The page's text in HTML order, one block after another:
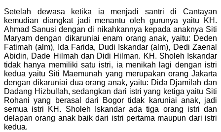
Setelah dewasa ketika ia menjadi santri di Cantayan
kemudian diangkat jadi menantu oleh gurunya yaitu KH.
Ahmad Sanusi dengan di nikahkannya kepada anaknya Siti
Maryam dengan dikaruniai enam orang anak, yaitu: Deden
Fatimah (alm), Ida Farida, Dudi Iskandar (alm), Dedi Zaenal
Abidin, Dade Hilmah dan Didi Hilman. KH. Sholeh Iskandar
tidak hanya memiliki satu istri, ia menikah lagi dengan istri
kedua yaitu Siti Maemunah yang merupakan orang Jakarta
dengan dikaruniai dua orang anak, yaitu: Dida Djamilah dan
Dadang Hizbullah, sedangkan dari istri yang ketiga yaitu Siti
Rohani yang berasal dari Bogor tidak karuniai anak, jadi
semua istri KH. Sholeh Iskandar ada tiga orang istri dan
delapan orang anak baik dari istri pertama maupun dari istri
kedua.